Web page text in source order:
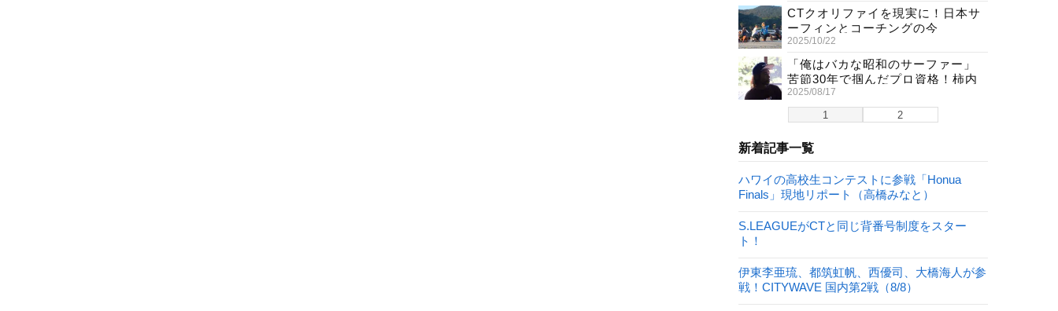
1 2
CTクオリファイを現実に！日本サ
ーフィンとコーチングの今
2025/10/22
「俺はバカな昭和のサーファー」
苦節30年で掴んだプロ資格！柿内
聖文(54)の生き様
2025/08/17
新着記事一覧
ハワイの高校生コンテストに参戦「Honua
Finals」現地リポート（高橋みなと）
S.LEAGUEがCTと同じ背番号制度をスター
ト！
伊東李亜琉、都筑虹帆、西優司、大橋海人が参
戦！CITYWAVE 国内第2戦（8/8）